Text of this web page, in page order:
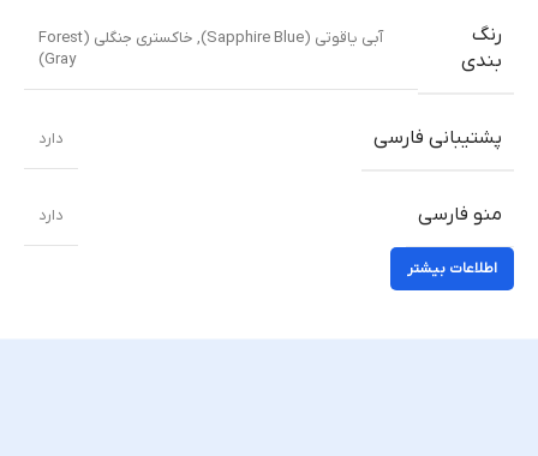
رنگ
بندی
آبی یاقوتی (Sapphire Blue) ,
خاکستری جنگلی (Forest
Gray)
پشتیبانی فارسی دارد
منو فارسی دارد
اطلاعات بیشتر